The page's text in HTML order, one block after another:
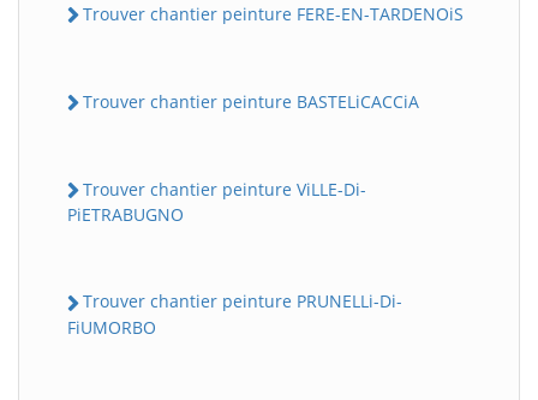
Trouver chantier peinture FERE-EN-TARDENOiS
Trouver chantier peinture BASTELiCACCiA
Trouver chantier peinture ViLLE-Di-
PiETRABUGNO
Trouver chantier peinture PRUNELLi-Di-
FiUMORBO